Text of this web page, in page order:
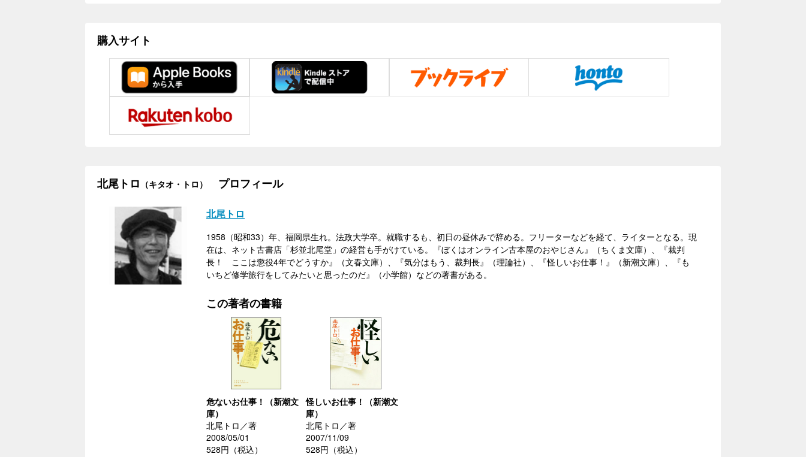
購入サイト
北尾トロ （キタオ・トロ） プロフィール
北尾トロ
1958（昭和33）年、福岡県生れ。法政大学卒。就職するも、初日の昼休みで辞める。フリーターなどを経て、ライターとなる。現
在は、ネット古書店「杉並北尾堂」の経営も手がけている。『ぼくはオンライン古本屋のおやじさん』（ちくま文庫）、『裁判
長！ ここは懲役4年でどうすか』（文春文庫）、『気分はもう、裁判長』（理論社）、『怪しいお仕事！』（新潮文庫）、『も
いちど修学旅行をしてみたいと思ったのだ』（小学館）などの著書がある。
この著者の書籍
危ないお仕事！（新潮文
庫）
北尾トロ／著
2008/05/01
528円（税込）
怪しいお仕事！（新潮文
庫）
北尾トロ／著
2007/11/09
528円（税込）